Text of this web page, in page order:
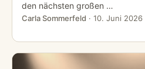
den nächsten großen …
Carla Sommerfeld · 10. Juni 2026